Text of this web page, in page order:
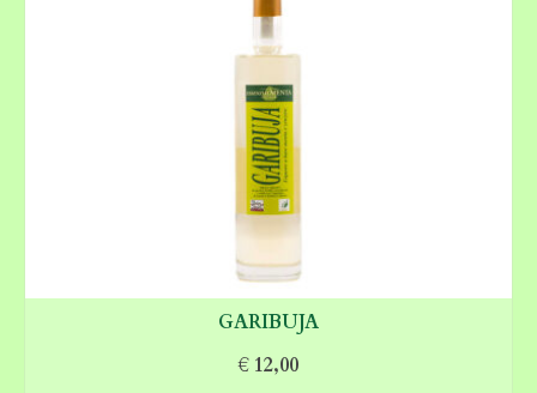
GARIBUJA
€ 12,00